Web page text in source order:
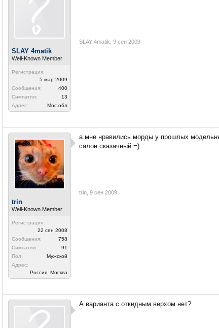
SLAY 4matik
Well-Known Member
Регистрация:
5 мар 2009
Сообщения:
400
Симпатии:
13
Адрес:
Мос.обл
SLAY 4matik 9 сен 2009
trin
Well-Known Member
Регистрация:
22 сен 2008
Сообщения:
758
Симпатии:
91
Пол:
Мужской
Адрес:
Россия, Москва
а мне нравились морды у прошлых
салон сказачный =)
trin 9 сен 2009
А варианта с откидным верхом нет?